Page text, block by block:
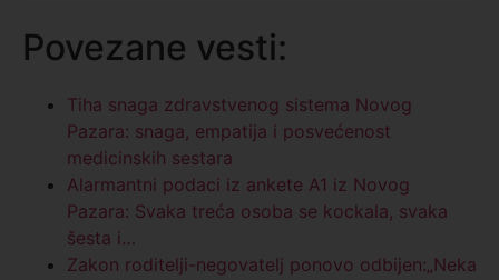
Povezane vesti:
Tiha snaga zdravstvenog sistema Novog
Pazara: snaga, empatija i posvećenost
medicinskih sestara
Alarmantni podaci iz ankete A1 iz Novog
Pazara: Svaka treća osoba se kockala, svaka
šesta i…
Zakon roditelji-negovatelj ponovo odbijen:„Neka